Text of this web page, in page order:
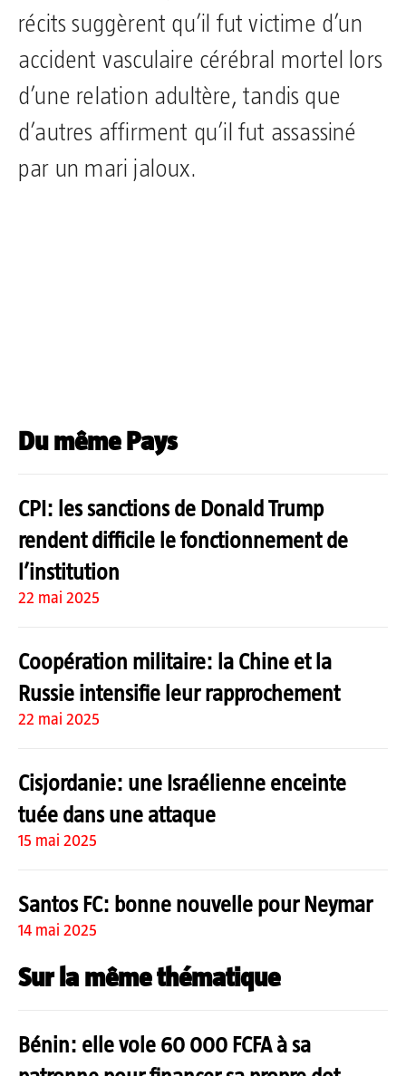
récits suggèrent qu’il fut victime d’un
accident vasculaire cérébral mortel lors
d’une relation adultère, tandis que
d’autres affirment qu’il fut assassiné
par un mari jaloux.
Du même Pays
CPI: les sanctions de Donald Trump
rendent difficile le fonctionnement de
l’institution
22 mai 2025
Coopération militaire: la Chine et la
Russie intensifie leur rapprochement
22 mai 2025
Cisjordanie: une Israélienne enceinte
tuée dans une attaque
15 mai 2025
Santos FC: bonne nouvelle pour Neymar
14 mai 2025
Sur la même thématique
Bénin: elle vole 60 000 FCFA à sa